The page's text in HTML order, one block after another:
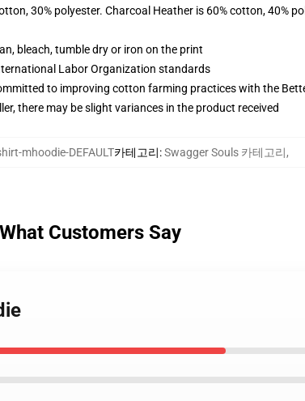
30% polyester. Charcoal Heather is 60% cotton, 40%
bleach, tumble dry or iron on the print
Labor Organization standards
to improving cotton farming practices with the
there may be slight variances in the product received
mhoodie-DEFAULT카테고리:Swagger Souls 카테고리,
What Customers Say